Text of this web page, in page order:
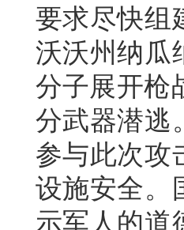
要求尽快组
沃沃州纳瓜
分子展开枪
分武器潜逃
参与此次攻
设施安全。
示军人的道